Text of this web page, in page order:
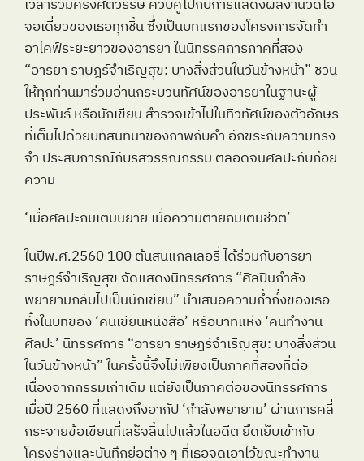
เวลาร่วมครึ่งศตวรรษ ควบคู่ไปกับการแสดงผลงานวิดีโอ
จอเดี่ยวของเธอทุกชิ้น ซึ่งเป็นบทแรกของโครงการจัดทำ
อาไคฟ์ระยะยาวของอารยา ในนิทรรศการภาคที่สอง
“อารยา ราษฎร์จำเริญสุข: บางสิ่งส่วนในวันข้างหน้า” ชวน
ให้ทุกท่านมาร่วมอ่านกระบวนทัศน์ของอารยาในฐานะผู้
ประพันธ์ หรือนักเขียน สำรวจเข้าไปในทิวทัศน์ของตัวอักษร
ที่เต็มไปด้วยบทสนทนาของภาพกับคำ อักขระกับความทรง
จำ ประสบการณ์กับรสวรรณกรรม ตลอดจนศิลปะกับถ้อย
ความ
‘เมื่อศิลปะถมเติมนิยาย เมื่อความตายถมเติมชีวิต’
ในปีพ.ศ.2560 100 ต้นสนแกลเลอรี่ ได้ร่วมกับอารยา
ราษฎร์จำเริญสุข จัดแสดงนิทรรศการ “ศิลปินกำลัง
พยายามกลับไปเป็นนักเขียน” นำเสนอความก้ำกึ่งของเธอ
ทั้งในบทของ ‘คนเขียนหนังสือ’ หรือบาทแห่ง ‘คนทำงาน
ศิลปะ’ นิทรรศการ “อารยา ราษฎร์จำเริญสุข: บางสิ่งส่วน
ในวันข้างหน้า” ในครั้งนี้จึงไม่เพียงเป็นภาคที่สองที่ต่อ
เนื่องจากกรรมเก่าเดิม แต่ยังเป็นภาคต่อของนิทรรศการ
เมื่อปี 2560 ที่แสดงถึงอากัป ‘กำลังพยายาม’ ผ่านการคลี่
กระจายข้อเขียนที่เสร็จสิ้นไปแล้วในอดีต ยึดเย็บเข้ากับ
โครงร่างและบันทึกย่อต่าง ๆ ที่เธอจดเอาไว้ขณะทำงาน